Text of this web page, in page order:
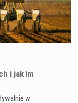
i jak im
w